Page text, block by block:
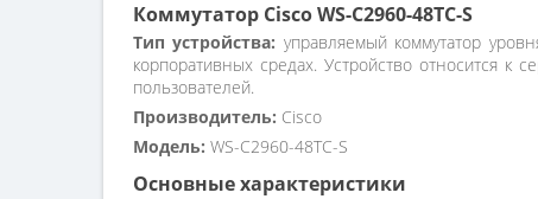
Коммутатор Cisco WS-C2960-48TC-S
Тип устройства: управляемый коммутатор
корпоративных средах. Устройство относится
пользователей.
Производитель: Cisco
Модель: WS-C2960-48TC-S
Основные характеристики